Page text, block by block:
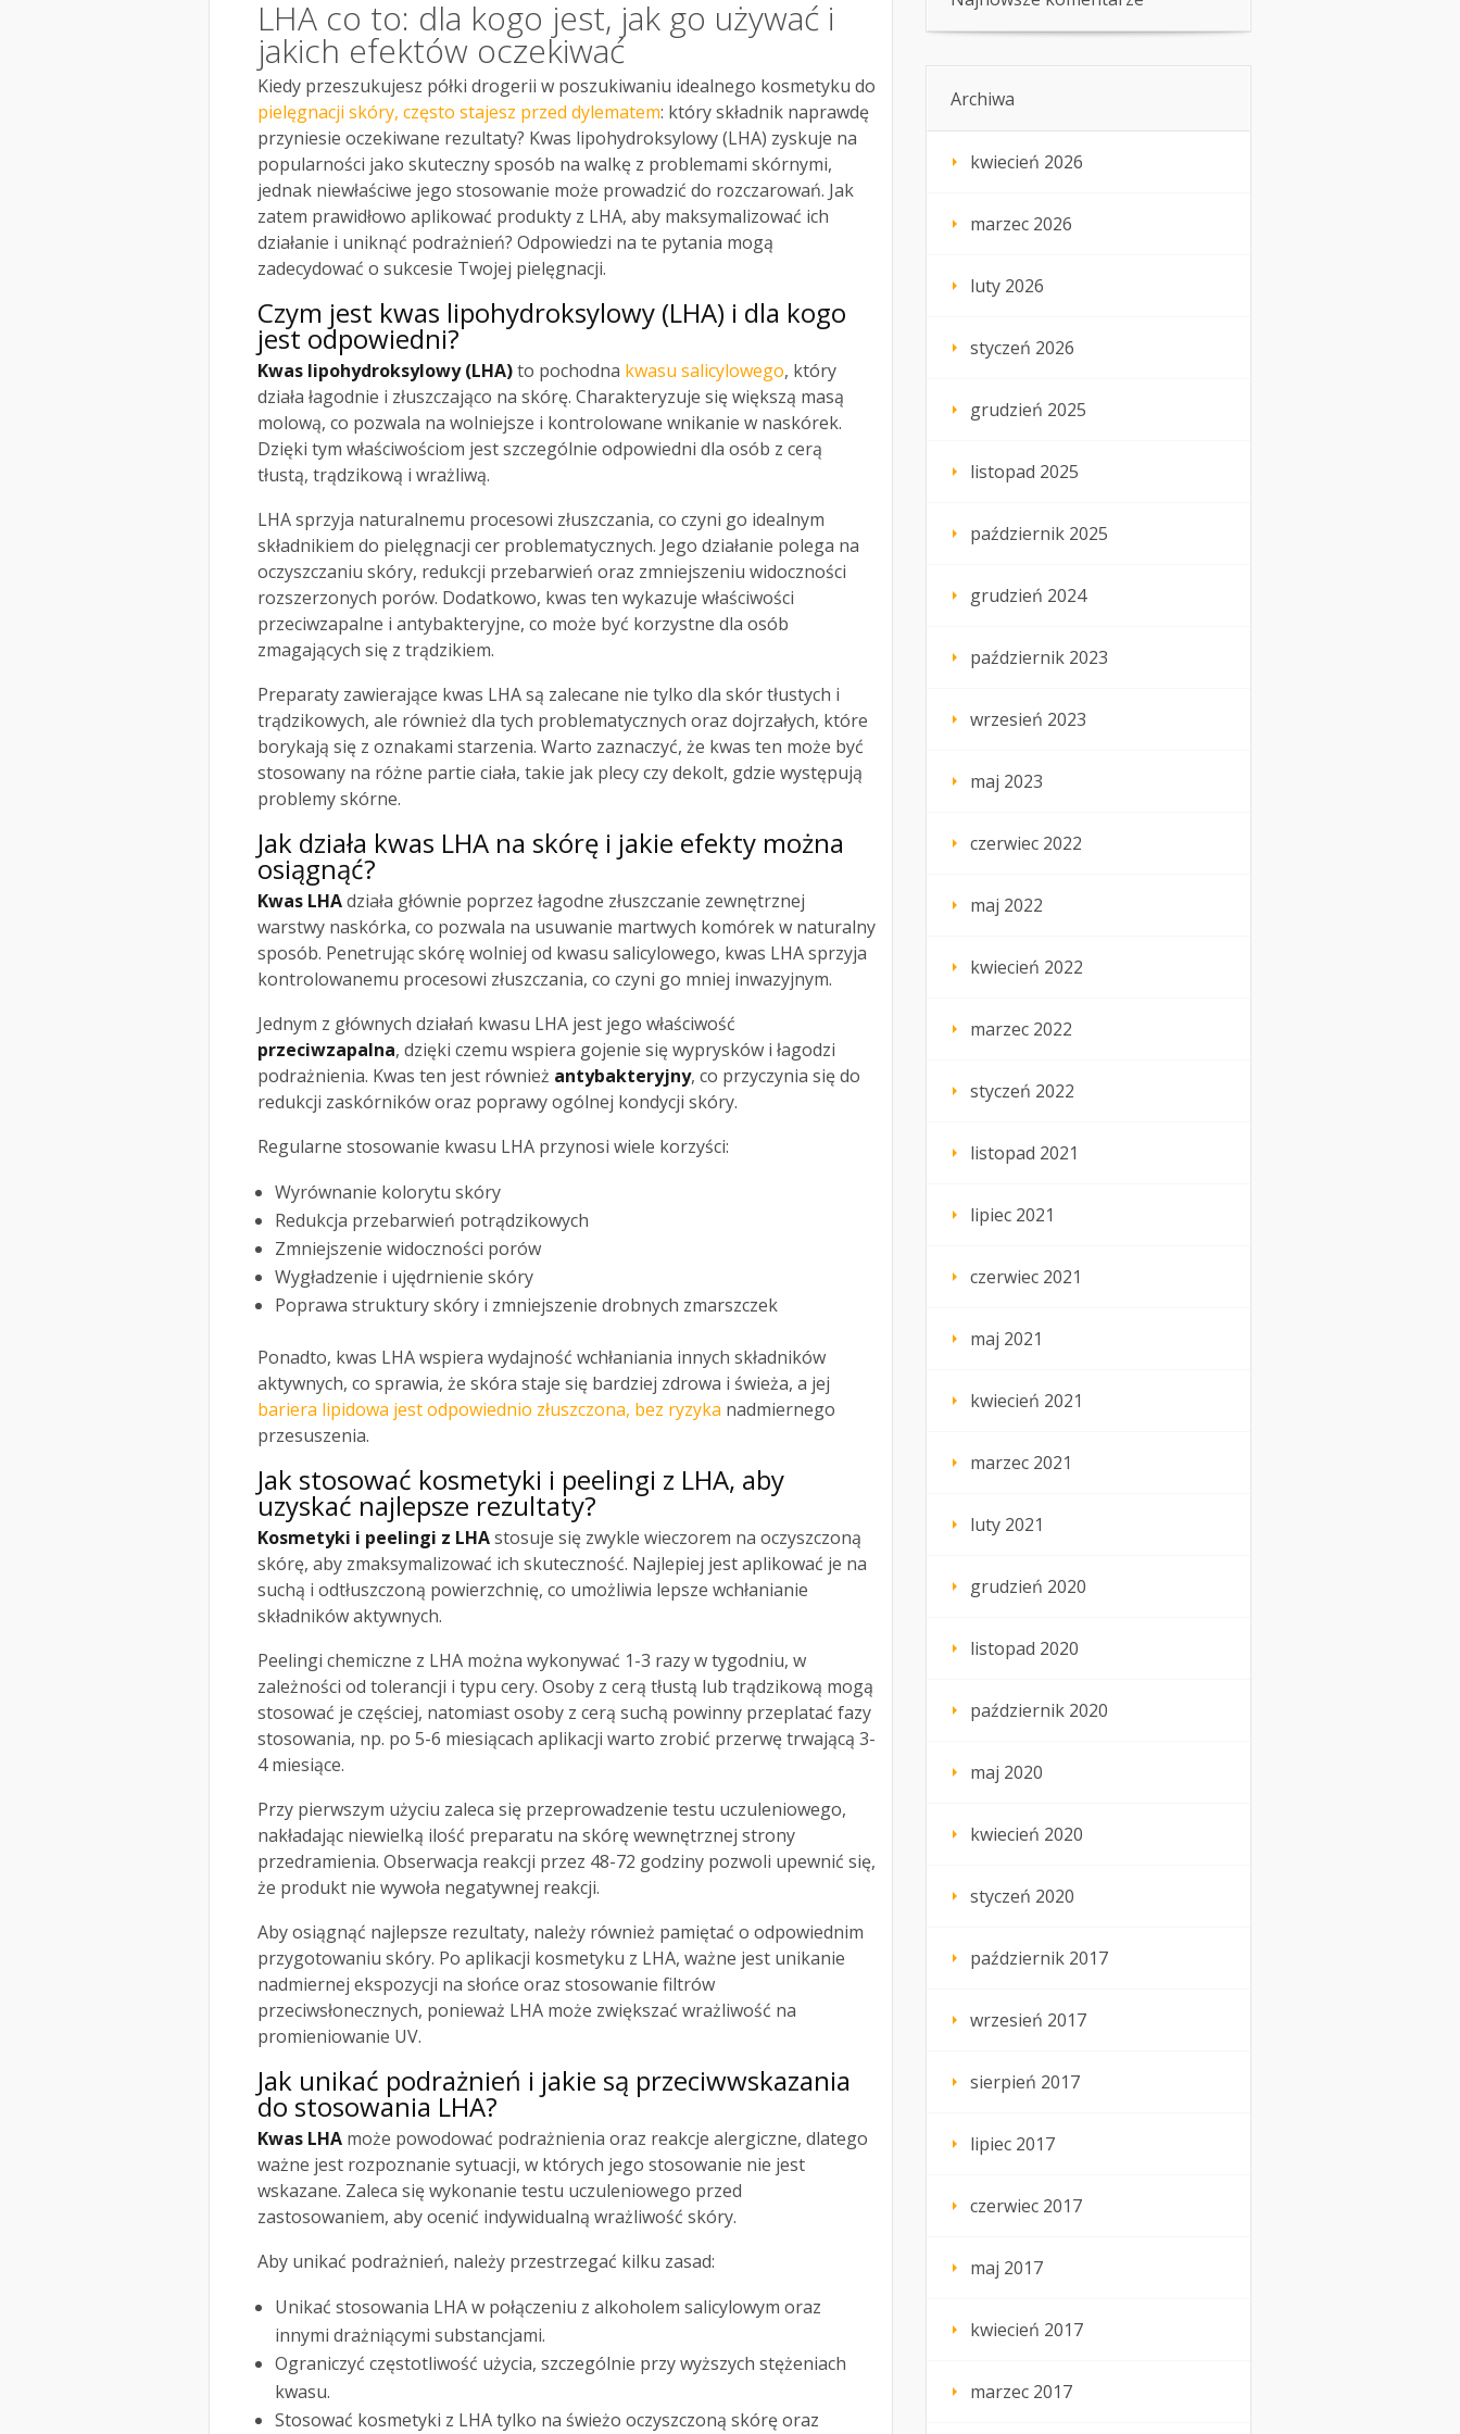
LHA co to: dla kogo jest, jak go używać i
jakich efektów oczekiwać
Kiedy przeszukujesz półki drogerii w poszukiwaniu idealnego kosmetyku do
pielęgnacji skóry, często stajesz przed dylematem: który składnik naprawdę
przyniesie oczekiwane rezultaty? Kwas lipohydroksylowy (LHA) zyskuje na
popularności jako skuteczny sposób na walkę z problemami skórnymi,
jednak niewłaściwe jego stosowanie może prowadzić do rozczarowań. Jak
zatem prawidłowo aplikować produkty z LHA, aby maksymalizować ich
działanie i uniknąć podrażnień? Odpowiedzi na te pytania mogą
zadecydować o sukcesie Twojej pielęgnacji.
Czym jest kwas lipohydroksylowy (LHA) i dla kogo
jest odpowiedni?
Kwas lipohydroksylowy (LHA)to pochodna kwasu salicylowego, który
działa łagodnie i złuszczająco na skórę. Charakteryzuje się większą masą
molową, co pozwala na wolniejsze i kontrolowane wnikanie w naskórek.
Dzięki tym właściwościom jest szczególnie odpowiedni dla osób z cerą
tłustą, trądzikową i wrażliwą.
LHA sprzyja naturalnemu procesowi złuszczania, co czyni go idealnym
składnikiem do pielęgnacji cer problematycznych. Jego działanie polega na
oczyszczaniu skóry, redukcji przebarwień oraz zmniejszeniu widoczności
rozszerzonych porów. Dodatkowo, kwas ten wykazuje właściwości
przeciwzapalne i antybakteryjne, co może być korzystne dla osób
zmagających się z trądzikiem.
Preparaty zawierające kwas LHA są zalecane nie tylko dla skór tłustych i
trądzikowych, ale również dla tych problematycznych oraz dojrzałych, które
borykają się z oznakami starzenia. Warto zaznaczyć, że kwas ten może być
stosowany na różne partie ciała, takie jak plecy czy dekolt, gdzie występują
problemy skórne.
Jak działa kwas LHA na skórę i jakie efekty można
osiągnąć?
Kwas LHAdziała głównie poprzez łagodne złuszczanie zewnętrznej
warstwy naskórka, co pozwala na usuwanie martwych komórek w naturalny
sposób. Penetrując skórę wolniej od kwasu salicylowego, kwas LHA sprzyja
kontrolowanemu procesowi złuszczania, co czyni go mniej inwazyjnym.
Jednym z głównych działań kwasu LHA jest jego właściwość
przeciwzapalna, dzięki czemu wspiera gojenie się wyprysków i łagodzi
podrażnienia. Kwas ten jest również antybakteryjny, co przyczynia się do
redukcji zaskórników oraz poprawy ogólnej kondycji skóry.
Regularne stosowanie kwasu LHA przynosi wiele korzyści:
Wyrównanie kolorytu skóry
Redukcja przebarwień potrądzikowych
Zmniejszenie widoczności porów
Wygładzenie i ujędrnienie skóry
Poprawa struktury skóry i zmniejszenie drobnych zmarszczek
Ponadto, kwas LHA wspiera wydajność wchłaniania innych składników
aktywnych, co sprawia, że skóra staje się bardziej zdrowa i świeża, a jej
bariera lipidowa jest odpowiednio złuszczona, bez ryzyka nadmiernego
przesuszenia.
Jak stosować kosmetyki i peelingi z LHA, aby
uzyskać najlepsze rezultaty?
Kosmetyki i peelingi z LHAstosuje się zwykle wieczorem na oczyszczoną
skórę, aby zmaksymalizować ich skuteczność. Najlepiej jest aplikować je na
suchą i odtłuszczoną powierzchnię, co umożliwia lepsze wchłanianie
składników aktywnych.
Peelingi chemiczne z LHA można wykonywać 1-3 razy w tygodniu, w
zależności od tolerancji i typu cery. Osoby z cerą tłustą lub trądzikową mogą
stosować je częściej, natomiast osoby z cerą suchą powinny przeplatać fazy
stosowania, np. po 5-6 miesiącach aplikacji warto zrobić przerwę trwającą 3-
4 miesiące.
Przy pierwszym użyciu zaleca się przeprowadzenie testu uczuleniowego,
nakładając niewielką ilość preparatu na skórę wewnętrznej strony
przedramienia. Obserwacja reakcji przez 48-72 godziny pozwoli upewnić się,
że produkt nie wywoła negatywnej reakcji.
Aby osiągnąć najlepsze rezultaty, należy również pamiętać o odpowiednim
przygotowaniu skóry. Po aplikacji kosmetyku z LHA, ważne jest unikanie
nadmiernej ekspozycji na słońce oraz stosowanie filtrów
przeciwsłonecznych, ponieważ LHA może zwiększać wrażliwość na
promieniowanie UV.
Jak unikać podrażnień i jakie są przeciwwskazania
do stosowania LHA?
Kwas LHA może powodować podrażnienia oraz reakcje alergiczne, dlatego
ważne jest rozpoznanie sytuacji, w których jego stosowanie nie jest
wskazane. Zaleca się wykonanie testu uczuleniowego przed
zastosowaniem, aby ocenić indywidualną wrażliwość skóry.
Aby unikać podrażnień, należy przestrzegać kilku zasad:
Unikać stosowania LHA w połączeniu z alkoholem salicylowym oraz
innymi drażniącymi substancjami.
Ograniczyć częstotliwość użycia, szczególnie przy wyższych stężeniach
kwasu.
Stosować kosmetyki z LHA tylko na świeżo oczyszczoną skórę oraz
Archiwa
kwiecień 2026
marzec 2026
luty 2026
styczeń 2026
grudzień 2025
listopad 2025
październik 2025
grudzień 2024
październik 2023
wrzesień 2023
maj 2023
czerwiec 2022
maj 2022
kwiecień 2022
marzec 2022
styczeń 2022
listopad 2021
lipiec 2021
czerwiec 2021
maj 2021
kwiecień 2021
marzec 2021
luty 2021
grudzień 2020
listopad 2020
październik 2020
maj 2020
kwiecień 2020
styczeń 2020
październik 2017
wrzesień 2017
sierpień 2017
lipiec 2017
czerwiec 2017
maj 2017
kwiecień 2017
marzec 2017